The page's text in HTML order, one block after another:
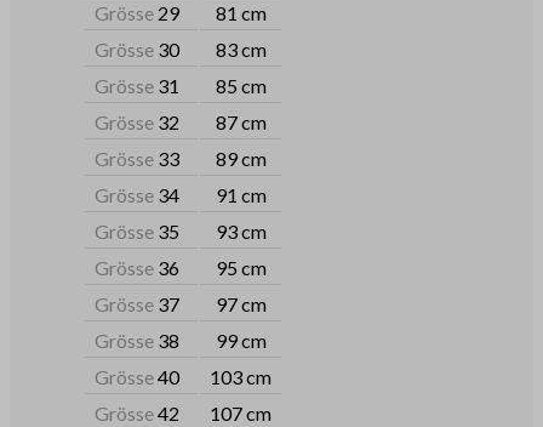
Grösse 29
81 cm
Grösse 30
83 cm
Grösse 31
85 cm
Grösse 32
87 cm
Grösse 33
89 cm
Grösse 34
91 cm
Grösse 35
93 cm
Grösse 36
95 cm
Grösse 37
97 cm
Grösse 38
99 cm
Grösse40
103 cm
Grösse42
107 cm